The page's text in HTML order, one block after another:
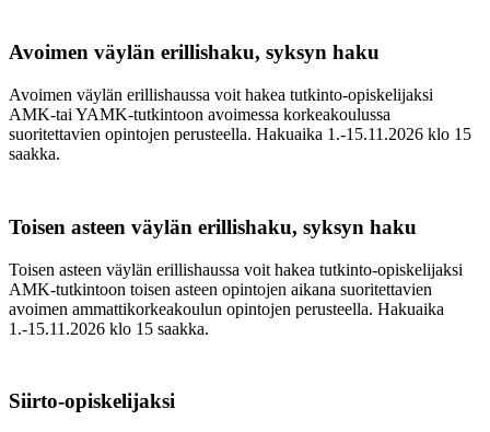
Avoimen väylän erillishaku, syksyn haku
Avoimen väylän erillishaussa voit hakea tutkinto-opiskelijaksi
AMK-tai YAMK-tutkintoon avoimessa korkeakoulussa
suoritettavien opintojen perusteella. Hakuaika 1.-15.11.2026 klo 15
saakka.
Toisen asteen väylän erillishaku, syksyn haku
Toisen asteen väylän erillishaussa voit hakea tutkinto-opiskelijaksi
AMK-tutkintoon toisen asteen opintojen aikana suoritettavien
avoimen ammattikorkeakoulun opintojen perusteella. Hakuaika
1.-15.11.2026 klo 15 saakka.
Siirto-opiskelijaksi